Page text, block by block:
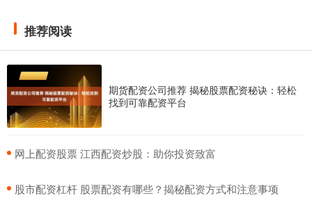
推荐阅读
期货配资公司推荐 揭秘股票配资秘诀：轻松
找到可靠配资平台
​网上配资股票 江西配资炒股：助你投资致富
​股市配资杠杆 股票配资有哪些？揭秘配资方式和注意事项